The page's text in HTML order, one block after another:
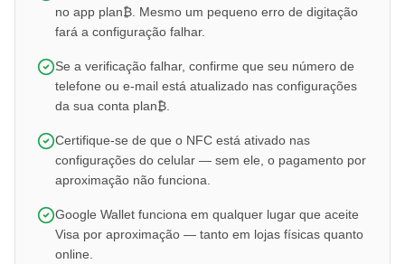
no app plan₿. Mesmo um pequeno erro de digitação
fará a configuração falhar.
Se a verificação falhar, confirme que seu número de
telefone ou e-mail está atualizado nas configurações
da sua conta plan₿.
Certifique-se de que o NFC está ativado nas
configurações do celular — sem ele, o pagamento por
aproximação não funciona.
Google Wallet funciona em qualquer lugar que aceite
Visa por aproximação — tanto em lojas físicas quanto
online.